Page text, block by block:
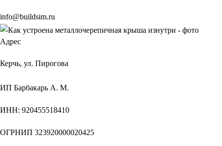
info@buildsim.ru
Адрес
Керчь, ул. Пирогова
ИП Барбакарь А. М.
ИНН: 920455518410
ОГРНИП 323920000020425